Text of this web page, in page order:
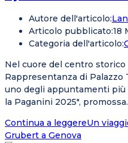
Autore dell'articolo:
Articolo pubblicato:18
Categoria dell'articolo:
Nel cuore del centro storico
Rappresentanza di Palazzo
uno degli appuntamenti più
la Paganini 2025",
Continua a leggereUn
Grubert a Genova